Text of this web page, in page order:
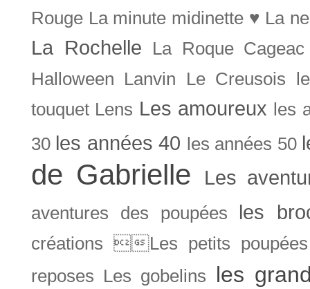
Rouge La minute midinette ♥ La
La Rochelle
La Roque Cageac
Halloween
Lanvin Le Creusois
touquet Lens Les amoureux les
30 les années 40 les années 50
de Gabrielle Les
aventures des poupées les
créations Les petits
reposes Les gobelins les